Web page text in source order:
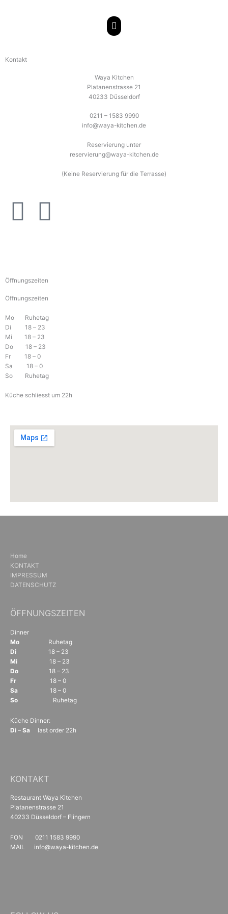
Hauptmenü
Kontakt
Waya Kitchen
Platanenstrasse 21
40233 Düsseldorf
0211 – 1583 9990
info@waya-kitchen.de
Reservierung unter
reservierung@waya-kitchen.de
(Keine Reservierung für die Terrasse)
F
e
b
o
o
k
I
t
a
g
a
Öffnungszeiten
Öffnungszeiten
Mo Ruhetag
Di 18 – 23
Mi 18 – 23
Do 18 – 23
Fr 18 – 0
Sa 18 – 0
So Ruhetag
Küche schliesst um 22h
Home
KONTAKT
IMPRESSUM
DATENSCHUTZ
ÖFFNUNGSZEITEN
Dinner
Mo
Ruhetag
Di
18 – 23
Mi
18 – 23
Do
18 – 23
Fr
18 – 0
Sa 18 – 0
So Ruhetag
Küche Dinner:
Di – Sa last order 22h
KONTAKT
Restaurant Waya Kitchen
Platanenstrasse 21
40233 Düsseldorf – Flingern
FON 0211 1583 9990
MAIL info@waya-kitchen.de